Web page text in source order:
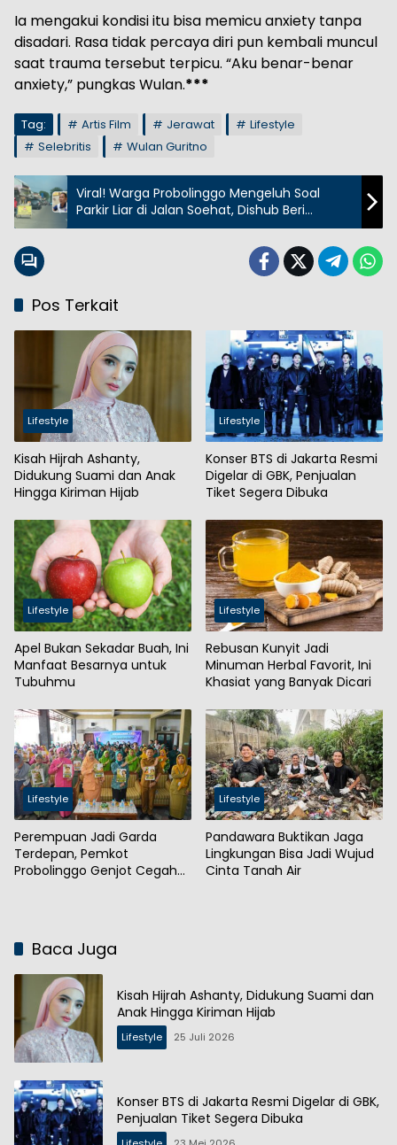
Ia mengakui kondisi itu bisa memicu anxiety tanpa
disadari. Rasa tidak percaya diri pun kembali muncul
saat trauma tersebut terpicu. “Aku benar-benar
anxiety,” pungkas Wulan.***
Tag: Artis Film Jerawat
Lifestyle
Selebritis
Wulan Guritno
Viral! Warga Probolinggo Mengeluh Soal
Parkir Liar di Jalan Soehat, Dishub Beri
Penjelasan
Pos Terkait
Lifestyle
Kisah Hijrah Ashanty,
Didukung Suami dan Anak
Hingga Kiriman Hijab
Lifestyle
Konser BTS di Jakarta Resmi
Digelar di GBK, Penjualan
Tiket Segera Dibuka
Lifestyle
Apel Bukan Sekadar Buah, Ini
Manfaat Besarnya untuk
Tubuhmu
Lifestyle
Rebusan Kunyit Jadi
Minuman Herbal Favorit, Ini
Khasiat yang Banyak Dicari
Lifestyle
Perempuan Jadi Garda
Terdepan, Pemkot
Probolinggo Genjot Cegah
Lifestyle
Pandawara Buktikan Jaga
Lingkungan Bisa Jadi Wujud
Cinta Tanah Air
Baca Juga
Kisah Hijrah Ashanty, Didukung Suami dan
Anak Hingga Kiriman Hijab
Lifestyle 25 Juli 2026
Konser BTS di Jakarta Resmi Digelar di GBK,
Penjualan Tiket Segera Dibuka